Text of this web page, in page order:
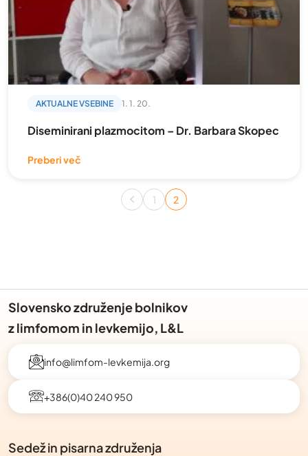
AKTUALNE VSEBINE 1. 1. 20.
Diseminirani plazmocitom – Dr. Barbara Skopec
Preberi več
Page
1 Page
2
Slovensko združenje bolnikov
z limfomom in levkemijo, L&L
info@limfom-levkemija.org
+386(0)40 240 950
Sedež in pisarna združenja